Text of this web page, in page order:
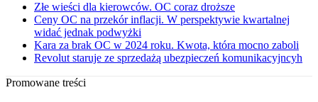
Złe wieści dla kierowców. OC coraz droższe
Ceny OC na przekór inflacji. W perspektywie kwartalnej
widać jednak podwyżki
Kara za brak OC w 2024 roku. Kwota, która mocno zaboli
Revolut staruje ze sprzedażą ubezpieczeń komunikacyjncyh
Promowane treści